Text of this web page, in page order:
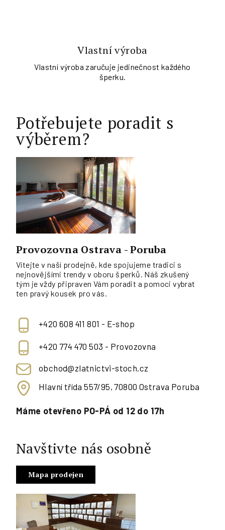
Vlastní výroba
Vlastní výroba zaručuje jedinečnost každého
šperku.
Potřebujete poradit s
výběrem?
Provozovna Ostrava - Poruba
Vítejte v naší prodejně, kde spojujeme tradici s
nejnovějšími trendy v oboru šperků. Náš zkušený
tým je vždy připraven Vám poradit a pomoci vybrat
ten pravý kousek pro vás.
+420 608 411 801 - E-shop
+420 774 470 503 - Provozovna
obchod@zlatnictvi-stoch.cz
Hlavní třída 557/95, 70800 Ostrava Poruba
Máme otevřeno PO-PÁ od 12 do 17h
Navštivte nás osobně
Mapa prodejen